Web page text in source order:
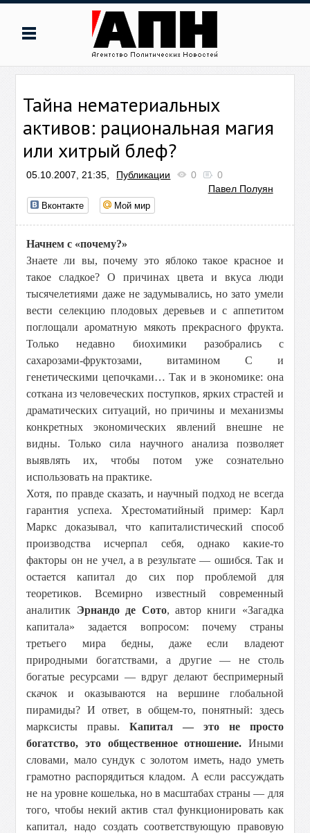
Тайна нематериальных
активов: рациональная магия
или хитрый блеф?
05.10.2007, 21:35, Публикации 0
0
Павел Полуян
Вконтакте Мой мир
Начнем с «почему?»
Знаете ли вы, почему это яблоко такое красное и
такое сладкое? О причинах цвета и вкуса люди
тысячелетиями даже не задумывались, но зато умели
вести селекцию плодовых деревьев и с аппетитом
поглощали ароматную мякоть прекрасного фрукта.
Только недавно биохимики разобрались с
сахарозами-фруктозами, витамином С и
генетическими цепочками… Так и в экономике: она
соткана из человеческих поступков, ярких страстей и
драматических ситуаций, но причины и механизмы
конкретных экономических явлений внешне не
видны. Только сила научного анализа позволяет
выявлять их, чтобы потом уже сознательно
использовать на практике.
Хотя, по правде сказать, и научный подход не всегда
гарантия успеха. Хрестоматийный пример: Карл
Маркс доказывал, что капиталистический способ
производства исчерпал себя, однако какие-то
факторы он не учел, а в результате — ошибся. Так и
остается капитал до сих пор проблемой для
теоретиков. Всемирно известный современный
аналитик Эрнандо де Сото, автор книги «Загадка
капитала» задается вопросом: почему страны
третьего мира бедны, даже если владеют
природными богатствами, а другие — не столь
богатые ресурсами — вдруг делают беспримерный
скачок и оказываются на вершине глобальной
пирамиды? И ответ, в общем-то, понятный: здесь
марксисты правы.Капитал — это не просто
богатство, это общественное отношение. Иными
словами, мало сундук с золотом иметь, надо уметь
грамотно распорядиться кладом. А если рассуждать
не на уровне кошелька, но в масштабах страны — для
того, чтобы некий актив стал функционировать как
капитал, надо создать соответствующую правовую